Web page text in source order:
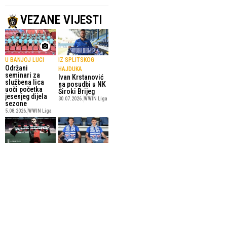
VEZANE VIJESTI
U BANJOJ LUCI
Održani
seminari za
službena lica
uoči početka
jesenjeg dijela
sezone
5.08.2026. WWIN Liga
IZ SPLITSKOG
HAJDUKA
Ivan Krstanović
na posudbi u NK
Široki Brijeg
30.07.2026. WWIN Liga